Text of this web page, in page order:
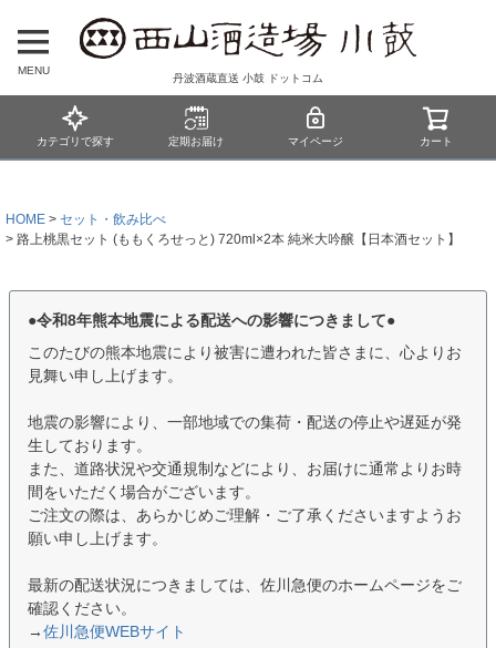
MENU
丹波酒蔵直送 小鼓 ドットコム
カテゴリで探す 定期お届け マイページ カート
HOME
セット・飲み比べ
路上桃黒セット (ももくろせっと) 720ml×2本 純米大吟醸【日本酒セット】
●令和8年熊本地震による配送への影響につきまして●
このたびの熊本地震により被害に遭われた皆さまに、心よりお
見舞い申し上げます。
地震の影響により、一部地域での集荷・配送の停止や遅延が発
生しております。
また、道路状況や交通規制などにより、お届けに通常よりお時
間をいただく場合がございます。
ご注文の際は、あらかじめご理解・ご了承くださいますようお
願い申し上げます。
最新の配送状況につきましては、佐川急便のホームページをご
確認ください。
→佐川急便WEBサイト